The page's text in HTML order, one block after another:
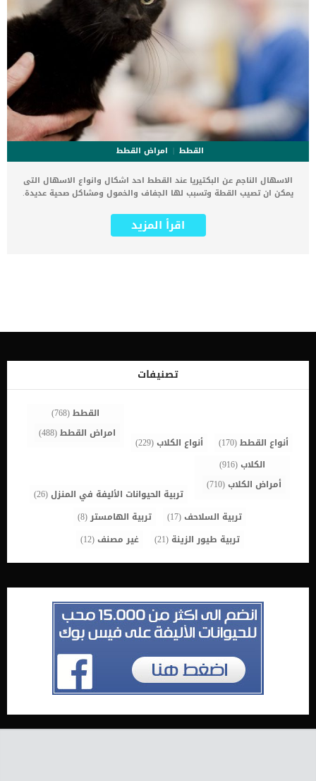
القطط
امراض القطط
الاسهال الناجم عن البكتيريا عند القطط احد اشكال وانواع الاسهال التى
يمكن ان تصيب القطة وتسبب لها الجفاف والخمول ومشاكل صحية عديدة.
باسم بكتيريا كلوستريديوم بيرفرنجنز. بكتيريا كلوستريديوم بيرفرنجنز هي
بكتيريا طبيعية توجد في البيئة ، تسكن عادة النباتات المتحللة والرواسب
بشكل فعال وتزيلها من الجسم, وبالرغم من ذلك فان الاسهال البكتيريى
إسهال مصحوب بمخاط لامع على سطحه كميات صغيرة من الدم براز صغير
وهزيل قد يحتوي على كمية كبيرة من البراز المائي اجهاد اثناء التبرز
زيادة وتيرة التغوط القيء (في بعض الأحيان) الشعور بعدم الراحة في
اقرأ المزيد
تصنيفات
أنواع القطط(170) أنواع الكلاب(229)
القطط(768)
امراض القطط(488)
الكلاب(916)
أمراض الكلاب(710)
تربية الحيوانات الأليفة في المنزل(26)
تربية السلاحف(17) تربية الهامستر(8)
تربية طيور الزينة (21) غير مصنف(12)